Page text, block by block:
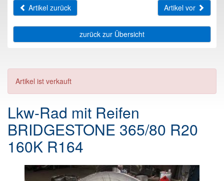
Artikel zurück
Artikel vor
zurück zur Übersicht
Artikel ist verkauft
Lkw-Rad mit Reifen
BRIDGESTONE 365/80 R20
160K R164